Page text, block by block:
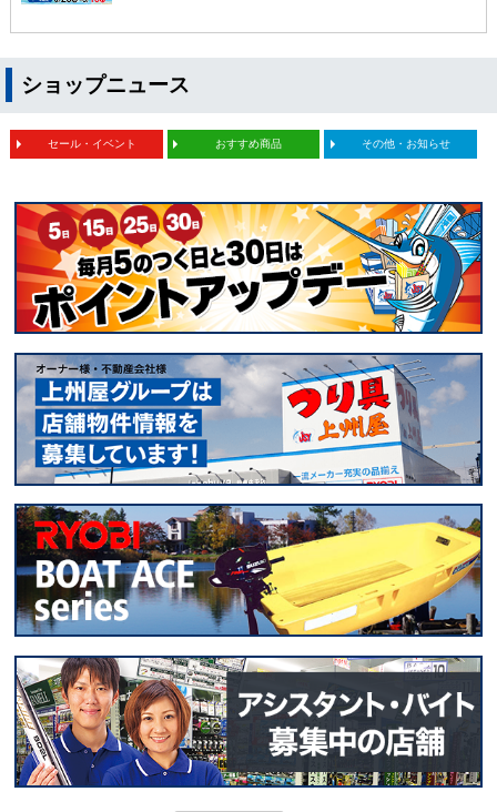
ショップニュース
セール・イベント おすすめ商品 その他・お知らせ